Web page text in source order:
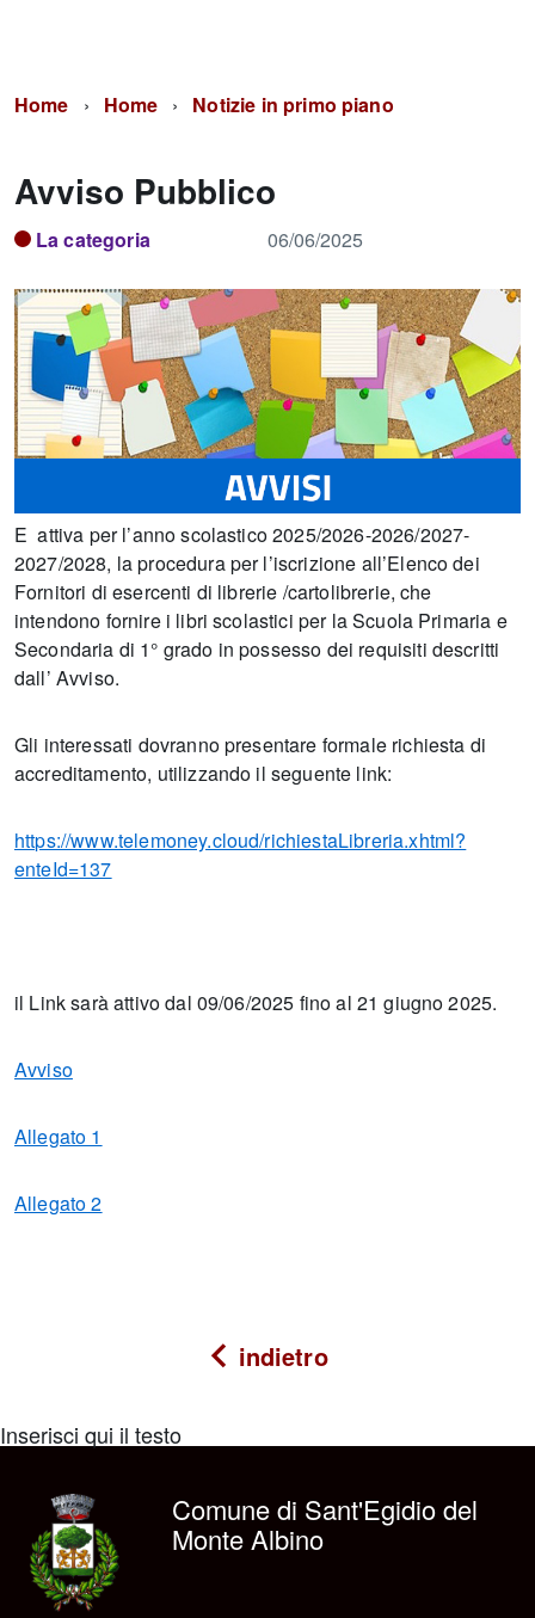
Home Home Notizie in primo piano
Avviso Pubblico
La categoria 06/06/2025
E attiva per l’anno scolastico 2025/2026-2026/2027-
2027/2028, la procedura per l’iscrizione all’Elenco dei
Fornitori di esercenti di librerie /cartolibrerie, che
intendono fornire i libri scolastici per la Scuola Primaria e
Secondaria di 1° grado in possesso dei requisiti descritti
dall’ Avviso.
Gli interessati dovranno presentare formale richiesta di
accreditamento, utilizzando il seguente link:
https://www.telemoney.cloud/richiestaLibreria.xhtml?
enteId=137
il Link sarà attivo dal 09/06/2025 fino al 21 giugno 2025.
Avviso
Allegato 1
Allegato 2
indietro
Inserisci qui il testo
Comune di Sant'Egidio del
Monte Albino